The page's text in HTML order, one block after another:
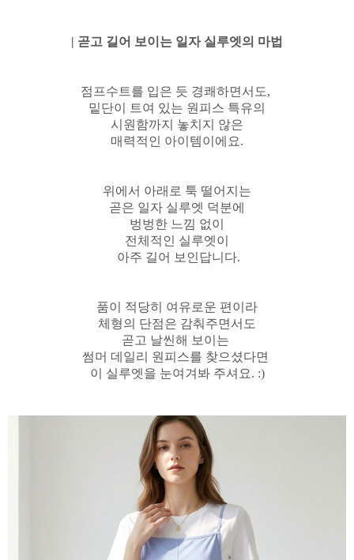
| 곧고 길어 보이는 일자 실루엣의 마법
점프수트를 입은 듯 경쾌하면서도,
밑단이 트여 있는 원피스 특유의
시원함까지 놓치지 않은
매력적인 아이템이에요.
위에서 아래로 툭 떨어지는
곧은 일자 실루엣 덕분에
벙벙한 느낌 없이
전체적인 실루엣이
아주 길어 보인답니다.
품이 적당히 여유로운 편이라
체형의 단점은 감춰주면서도
곧고 날씬해 보이는
썸머 데일리 원피스를 찾으셨다면
이 실루엣을 눈여겨봐 주셔요. :)